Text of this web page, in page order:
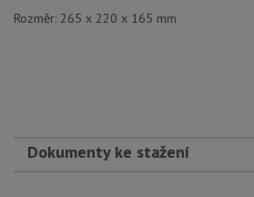
Rozměr: 265 x 220 x 165 mm
Dokumenty ke stažení